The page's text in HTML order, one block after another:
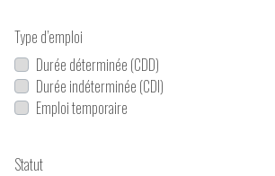
Type d’emploi
Durée déterminée (CDD)
Durée indéterminée (CDI)
Emploi temporaire
Statut